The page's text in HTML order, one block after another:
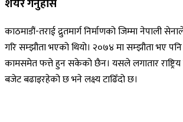
काठमाडौं-तराई द्रुतमार्ग निर्माणको जिम्मा नेपाली
गरि सम्झौता भएको थियो। २०७४ मा सम्झौता भए
कामसमेत फत्ते हुन सकेको छैन। यसले लगातार
बजेट बढाइरहेको छ भने लक्ष्य टाढिँदो छ।